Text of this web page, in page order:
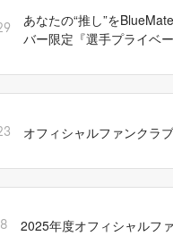
あなたの“推し”を
バー限定『選手プライベ
オフィシャルファンクラ
2025年度オフィシャルフ